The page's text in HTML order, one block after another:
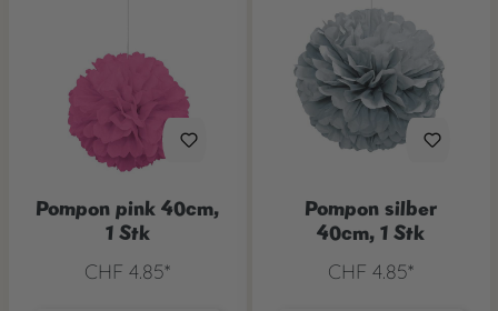
Pompon pink 40cm,
1 Stk
CHF 4.85*
Pompon silber
40cm, 1 Stk
CHF 4.85*